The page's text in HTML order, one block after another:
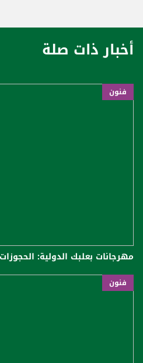
أخبار ذات صلة
فنون
مهرجانات بعلبك الدولية:
فنون